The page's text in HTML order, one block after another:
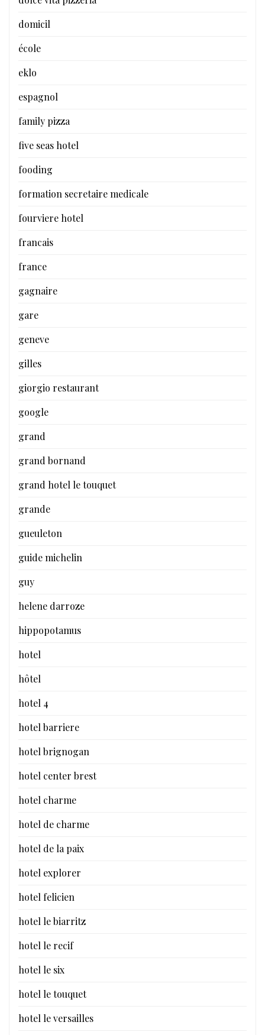
domicil
école
eklo
espagnol
family pizza
five seas hotel
fooding
formation secretaire medicale
fourviere hotel
francais
france
gagnaire
gare
geneve
gilles
giorgio restaurant
google
grand
grand bornand
grand hotel le touquet
grande
gueuleton
guide michelin
guy
helene darroze
hippopotamus
hotel
hôtel
hotel 4
hotel barriere
hotel brignogan
hotel center brest
hotel charme
hotel de charme
hotel de la paix
hotel explorer
hotel felicien
hotel le biarritz
hotel le recif
hotel le six
hotel le touquet
hotel le versailles